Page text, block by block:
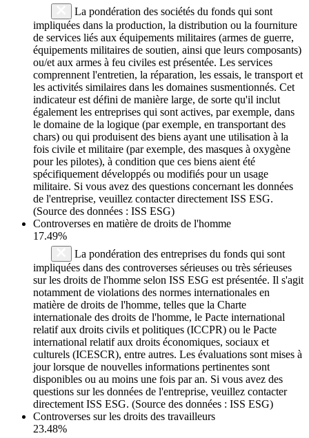
La pondération des sociétés du fonds qui sont
impliquées dans la production, la distribution ou la fourniture
de services liés aux équipements militaires (armes de guerre,
équipements militaires de soutien, ainsi que leurs composants)
ou/et aux armes à feu civiles est présentée. Les services
comprennent l'entretien, la réparation, les essais, le transport et
les activités similaires dans les domaines susmentionnés. Cet
indicateur est défini de manière large, de sorte qu'il inclut
également les entreprises qui sont actives, par exemple, dans
le domaine de la logique (par exemple, en transportant des
chars) ou qui produisent des biens ayant une utilisation à la
fois civile et militaire (par exemple, des masques à oxygène
pour les pilotes), à condition que ces biens aient été
spécifiquement développés ou modifiés pour un usage
militaire. Si vous avez des questions concernant les données
de l'entreprise, veuillez contacter directement ISS ESG.
(Source des données : ISS ESG)
Controverses en matière de droits de l'homme
17.49%
La pondération des entreprises du fonds qui sont
impliquées dans des controverses sérieuses ou très sérieuses
sur les droits de l'homme selon ISS ESG est présentée. Il s'agit
notamment de violations des normes internationales en
matière de droits de l'homme, telles que la Charte
internationale des droits de l'homme, le Pacte international
relatif aux droits civils et politiques (ICCPR) ou le Pacte
international relatif aux droits économiques, sociaux et
culturels (ICESCR), entre autres. Les évaluations sont mises à
jour lorsque de nouvelles informations pertinentes sont
disponibles ou au moins une fois par an. Si vous avez des
questions sur les données de l'entreprise, veuillez contacter
directement ISS ESG. (Source des données : ISS ESG)
Controverses sur les droits des travailleurs
23.48%